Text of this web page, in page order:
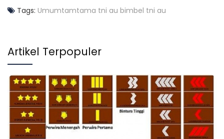
Tags: Umumtamtama tni au bimbel tni au
Artikel Terpopuler